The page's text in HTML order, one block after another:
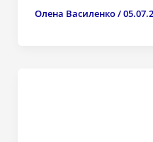
Олена Василенко/